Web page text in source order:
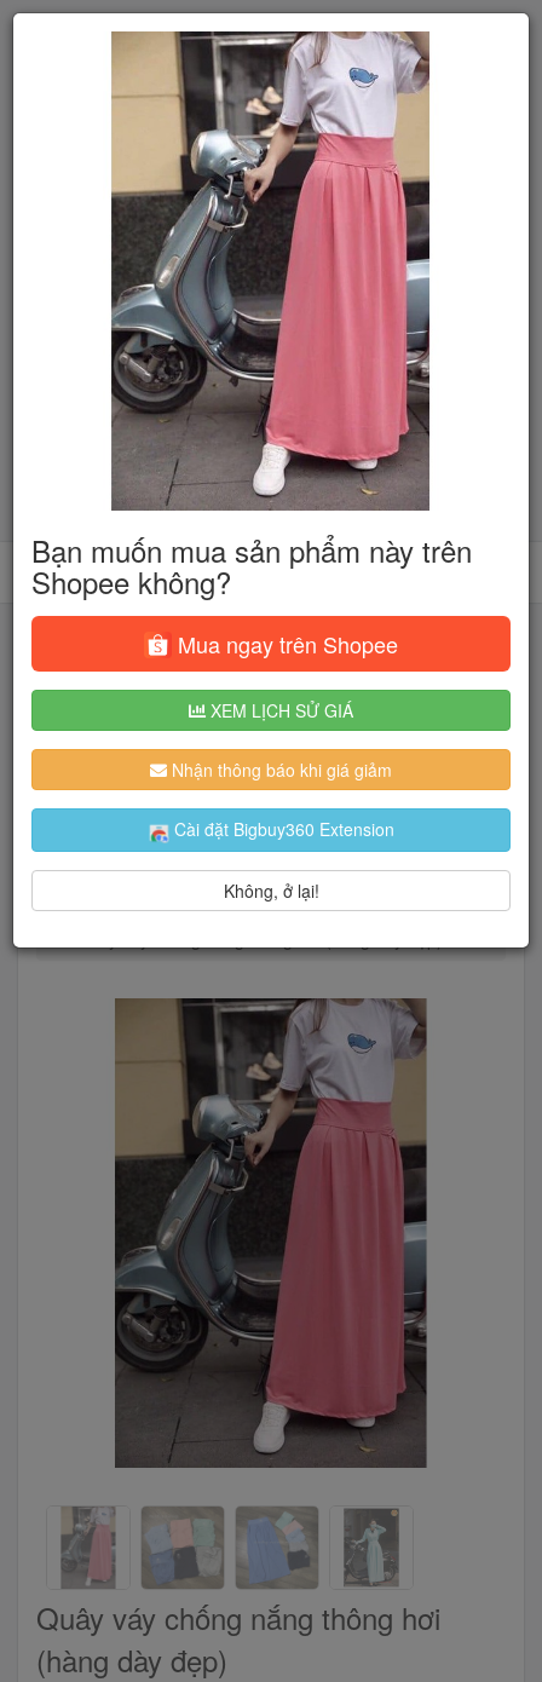
Tìm kiếm
Người dùng đang quan tâm đến 🔥...
Trang chủ Thời Trang Nữ
Chân váy
Quây váy chống nắng thông hơi
(hàng dày đẹp)
Bạn muốn mua sản phẩm này trên
Shopee không?
Mua ngay trên Shopee
XEM LỊCH SỬ GIÁ
Nhận thông báo khi giá giảm
Cài đặt Bigbuy360 Extension
Không, ở lại!